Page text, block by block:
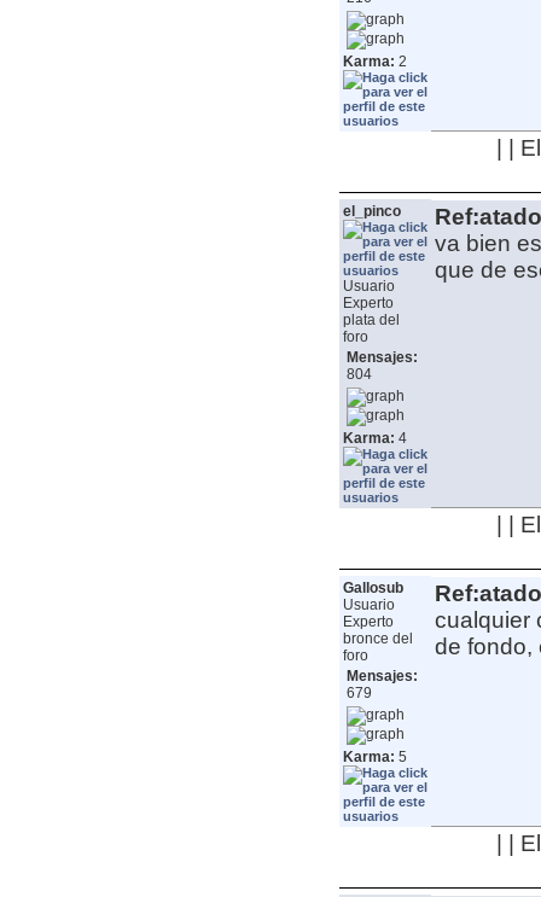
Karma: 2
| |
el_pinco
Usuario
Experto
plata del
foro
Mensajes:
804
Karma: 4
va bien
que de
| |
Gallosub
Usuario
Experto
bronce del
foro
Mensajes:
679
Karma: 5
cualquier
de fondo,
| |